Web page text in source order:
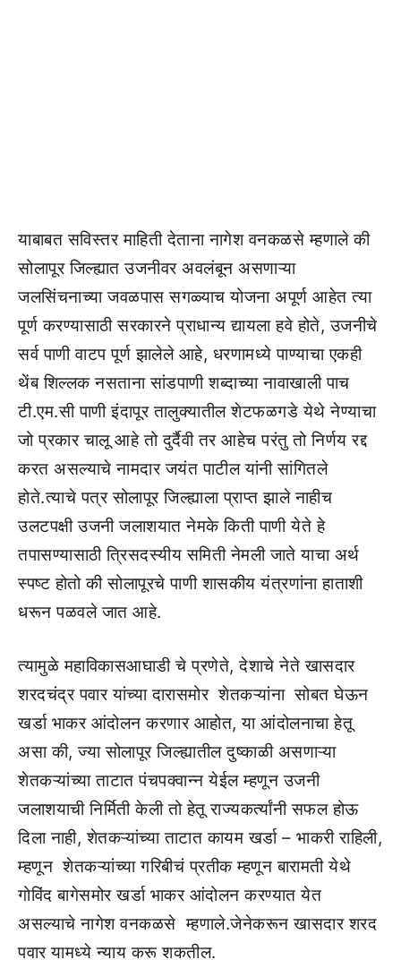
याबाबत सविस्तर माहिती देताना नागेश वनकळसे म्हणाले की
सोलापूर जिल्ह्यात उजनीवर अवलंबून असणाऱ्या
जलसिंचनाच्या जवळपास सगळ्याच योजना अपूर्ण आहेत त्या
पूर्ण करण्यासाठी सरकारने प्राधान्य द्यायला हवे होते, उजनीचे
सर्व पाणी वाटप पूर्ण झालेले आहे, धरणामध्ये पाण्याचा एकही
थेंब शिल्लक नसताना सांडपाणी शब्दाच्या नावाखाली पाच
टी.एम.सी पाणी इंदापूर तालुक्यातील शेटफळगडे येथे नेण्याचा
जो प्रकार चालू आहे तो दुर्दैवी तर आहेच परंतु तो निर्णय रद्द
करत असल्याचे नामदार जयंत पाटील यांनी सांगितले
होते.त्याचे पत्र सोलापूर जिल्ह्याला प्राप्त झाले नाहीच
उलटपक्षी उजनी जलाशयात नेमके किती पाणी येते हे
तपासण्यासाठी त्रिसदस्यीय समिती नेमली जाते याचा अर्थ
स्पष्ट होतो की सोलापूरचे पाणी शासकीय यंत्रणांना हाताशी
धरून पळवले जात आहे.
त्यामुळे महाविकासआघाडी चे प्रणेते, देशाचे नेते खासदार
शरदचंद्र पवार यांच्या दारासमोर शेतकऱ्यांना सोबत घेऊन
खर्डा भाकर आंदोलन करणार आहोत, या आंदोलनाचा हेतू
असा की, ज्या सोलापूर जिल्ह्यातील दुष्काळी असणाऱ्या
शेतकऱ्यांच्या ताटात पंचपक्वान्न येईल म्हणून उजनी
जलाशयाची निर्मिती केली तो हेतू राज्यकर्त्यांनी सफल होऊ
दिला नाही, शेतकऱ्यांच्या ताटात कायम खर्डा – भाकरी राहिली,
म्हणून शेतकऱ्यांच्या गरिबीचं प्रतीक म्हणून बारामती येथे
गोविंद बागेसमोर खर्डा भाकर आंदोलन करण्यात येत
असल्याचे नागेश वनकळसे म्हणाले.जेनेकरून खासदार शरद
पवार यामध्ये न्याय करू शकतील.